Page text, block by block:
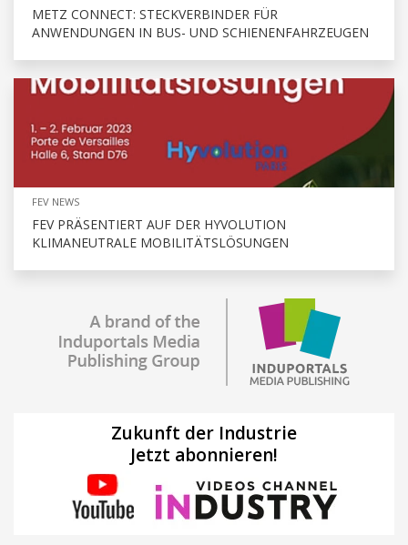
METZ CONNECT: STECKVERBINDER FÜR
ANWENDUNGEN IN BUS- UND SCHIENENFAHRZEUGEN
FEV NEWS
FEV PRÄSENTIERT AUF DER HYVOLUTION
KLIMANEUTRALE MOBILITÄTSLÖSUNGEN
Zukunft der Industrie
Jetzt abonnieren!